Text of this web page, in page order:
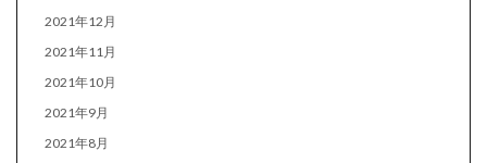
2021年12月
2021年11月
2021年10月
2021年9月
2021年8月